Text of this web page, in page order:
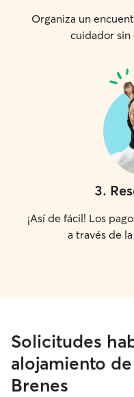
Organiza un
cuidador
3.
¡Así de fácil! Los
a través de
Solicitudes
alojamiento
Brenes